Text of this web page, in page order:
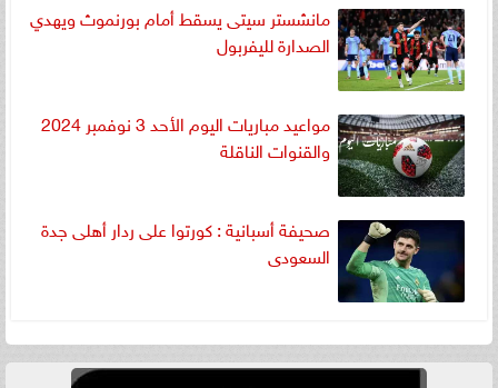
مانشستر سيتى يسقط أمام بورنموث ويهدي
الصدارة لليفربول
مواعيد مباريات اليوم الأحد 3 نوفمبر 2024
والقنوات الناقلة
صحيفة أسبانية : كورتوا على ردار أهلى جدة
السعودى